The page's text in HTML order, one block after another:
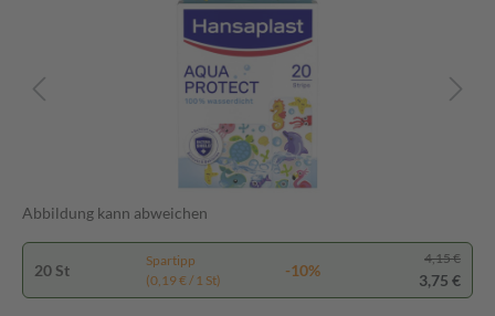
Abbildung kann abweichen
20 St
Spartipp
(0,19 € / 1 St)
-10%
4,15 €
3,75 €